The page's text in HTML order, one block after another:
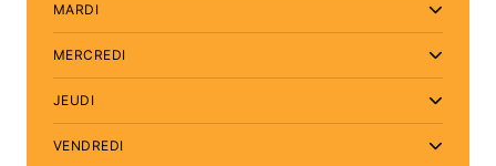
MARDI
MERCREDI
JEUDI
VENDREDI